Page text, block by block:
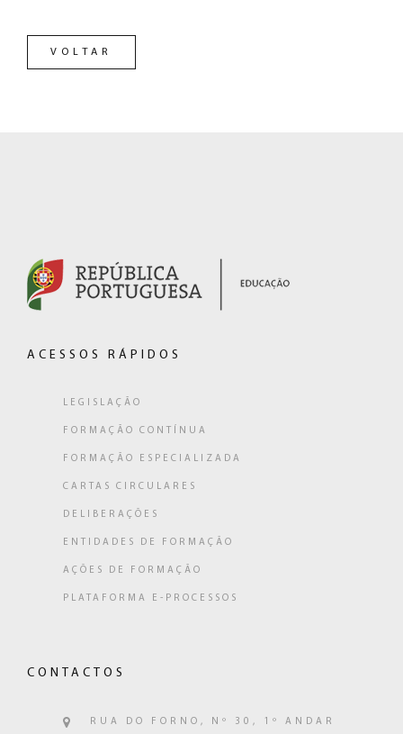
VOLTAR
ACESSOS RÁPIDOS
LEGISLAÇÃO
FORMAÇÃO CONTÍNUA
FORMAÇÃO ESPECIALIZADA
CARTAS CIRCULARES
DELIBERAÇÕES
ENTIDADES DE FORMAÇÃO
AÇÕES DE FORMAÇÃO
PLATAFORMA E-PROCESSOS
CONTACTOS
RUA DO FORNO, Nº 30, 1º ANDAR